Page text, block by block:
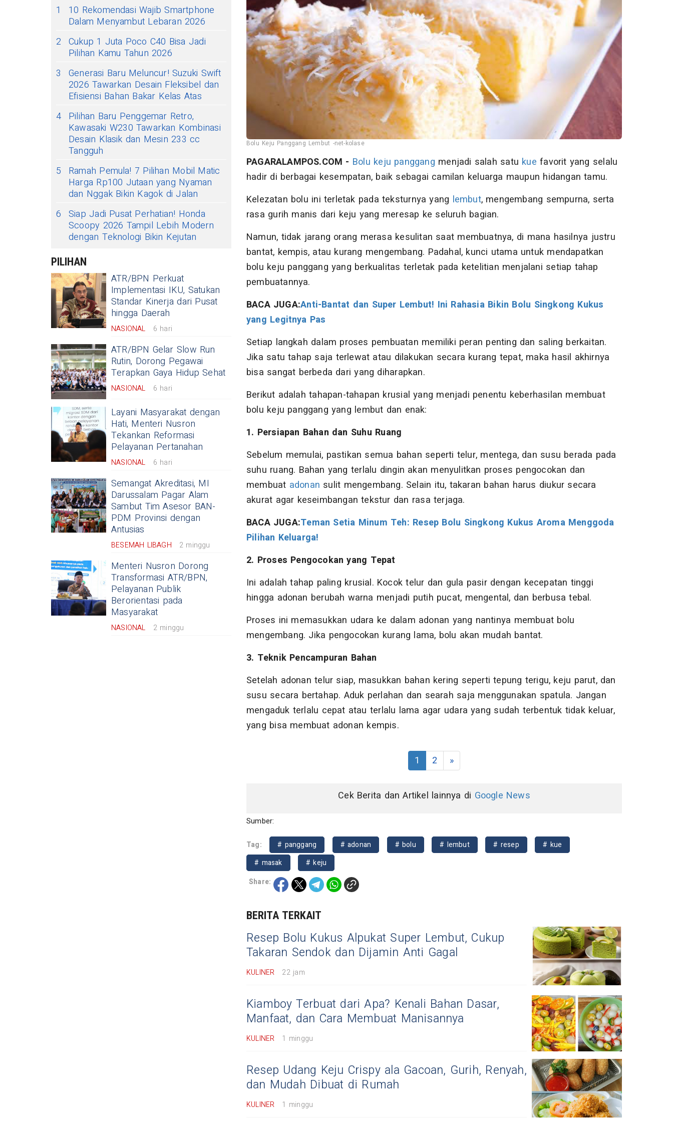
1
10 Rekomendasi Wajib Smartphone
Dalam Menyambut Lebaran 2026
2 Cukup 1 Juta Poco C40 Bisa Jadi
Pilihan Kamu Tahun 2026
3
Generasi Baru Meluncur! Suzuki Swift
2026 Tawarkan Desain Fleksibel dan
Efisiensi Bahan Bakar Kelas Atas
4 Pilihan Baru Penggemar Retro,
Kawasaki W230 Tawarkan Kombinasi
Desain Klasik dan Mesin 233 cc
Tangguh
5
Ramah Pemula! 7 Pilihan Mobil Matic
Harga Rp100 Jutaan yang Nyaman
dan Nggak Bikin Kagok di Jalan
6 Siap Jadi Pusat Perhatian! Honda
Scoopy 2026 Tampil Lebih Modern
dengan Teknologi Bikin Kejutan
PILIHAN
ATR/BPN Perkuat
Implementasi IKU, Satukan
Standar Kinerja dari Pusat
hingga Daerah
NASIONAL 6 hari
ATR/BPN Gelar Slow Run
Rutin, Dorong Pegawai
Terapkan Gaya Hidup Sehat
NASIONAL 6 hari
Layani Masyarakat dengan
Hati, Menteri Nusron
Tekankan Reformasi
Pelayanan Pertanahan
NASIONAL 6 hari
Semangat Akreditasi, MI
Darussalam Pagar Alam
Sambut Tim Asesor BAN-
PDM Provinsi dengan
Antusias
BESEMAH LIBAGH 2 minggu
Menteri Nusron Dorong
Transformasi ATR/BPN,
Pelayanan Publik
Berorientasi pada
Masyarakat
NASIONAL 2 minggu
Bolu Keju Panggang Lembut -net-kolase
PAGARALAMPOS.COM - Bolu keju panggang menjadi salah satu kue favorit yang selalu
hadir di berbagai kesempatan, baik sebagai camilan keluarga maupun hidangan tamu.
Kelezatan bolu ini terletak pada teksturnya yang lembut, mengembang sempurna, serta
rasa gurih manis dari keju yang meresap ke seluruh bagian.
Namun, tidak jarang orang merasa kesulitan saat membuatnya, di mana hasilnya justru
bantat, kempis, atau kurang mengembang. Padahal, kunci utama untuk mendapatkan
bolu keju panggang yang berkualitas terletak pada ketelitian menjalani setiap tahap
pembuatannya.
BACA JUGA:Anti-Bantat dan Super Lembut! Ini Rahasia Bikin Bolu Singkong Kukus
yang Legitnya Pas
Setiap langkah dalam proses pembuatan memiliki peran penting dan saling berkaitan.
Jika satu tahap saja terlewat atau dilakukan secara kurang tepat, maka hasil akhirnya
bisa sangat berbeda dari yang diharapkan.
Berikut adalah tahapan-tahapan krusial yang menjadi penentu keberhasilan membuat
bolu keju panggang yang lembut dan enak:
1. Persiapan Bahan dan Suhu Ruang
Sebelum memulai, pastikan semua bahan seperti telur, mentega, dan susu berada pada
suhu ruang. Bahan yang terlalu dingin akan menyulitkan proses pengocokan dan
membuat adonan sulit mengembang. Selain itu, takaran bahan harus diukur secara
akurat agar keseimbangan tekstur dan rasa terjaga.
BACA JUGA:Teman Setia Minum Teh: Resep Bolu Singkong Kukus Aroma Menggoda
Pilihan Keluarga!
2. Proses Pengocokan yang Tepat
Ini adalah tahap paling krusial. Kocok telur dan gula pasir dengan kecepatan tinggi
hingga adonan berubah warna menjadi putih pucat, mengental, dan berbusa tebal.
Proses ini memasukkan udara ke dalam adonan yang nantinya membuat bolu
mengembang. Jika pengocokan kurang lama, bolu akan mudah bantat.
3. Teknik Pencampuran Bahan
Setelah adonan telur siap, masukkan bahan kering seperti tepung terigu, keju parut, dan
susu secara bertahap. Aduk perlahan dan searah saja menggunakan spatula. Jangan
mengaduk terlalu cepat atau terlalu lama agar udara yang sudah terbentuk tidak keluar,
yang bisa membuat adonan kempis.
1 2 »
Cek Berita dan Artikel lainnya di Google News
Sumber:
Tag: # panggang # adonan # bolu # lembut # resep
# kue
# masak
# keju
Share:
BERITA TERKAIT
Resep Bolu Kukus Alpukat Super Lembut, Cukup
Takaran Sendok dan Dijamin Anti Gagal
KULINER 22 jam
Kiamboy Terbuat dari Apa? Kenali Bahan Dasar,
Manfaat, dan Cara Membuat Manisannya
KULINER 1 minggu
Resep Udang Keju Crispy ala Gacoan, Gurih, Renyah,
dan Mudah Dibuat di Rumah
KULINER 1 minggu